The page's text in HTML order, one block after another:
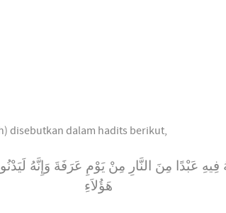
disebutkan dalam hadits berikut,
عَبْدًا مِنَ النَّارِ مِنْ يَوْمِ عَرَفَةَ وَإِنَّهُ
هَؤُلاَءِ